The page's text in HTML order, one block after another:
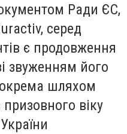
Ради ЄС,
серед
є продовження
звуженням його
шляхом
віку